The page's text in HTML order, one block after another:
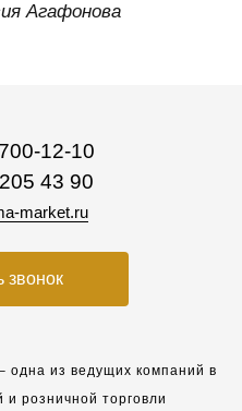
Агафонова
12-10
43 90
market.ru
звонок
одна из ведущих компаний в
и розничной торговли